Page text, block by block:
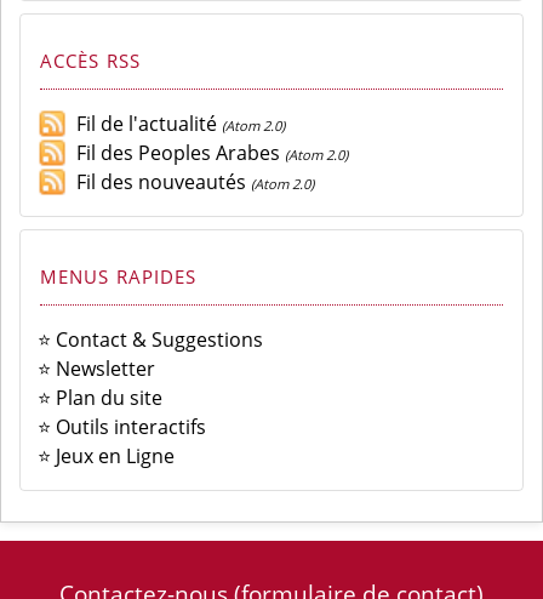
ACCÈS RSS
Fil de l'actualité (Atom 2.0)
Fil des Peoples Arabes (Atom 2.0)
Fil des nouveautés (Atom 2.0)
MENUS RAPIDES
⭐ Contact & Suggestions
⭐ Newsletter
⭐ Plan du site
⭐ Outils interactifs
⭐ Jeux en Ligne